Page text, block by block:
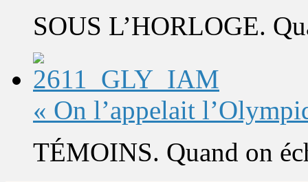
SOUS L’HORLOGE.
« On l’appelait
TÉMOINS. Quand on